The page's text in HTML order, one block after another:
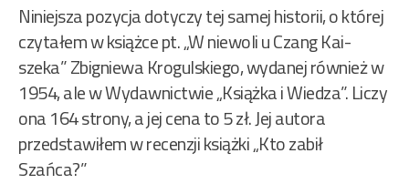
Niniejsza pozycja dotyczy tej samej historii, o której
czytałem w książce pt. „W niewoli u Czang Kai-
szeka” Zbigniewa Krogulskiego, wydanej również w
1954, ale w Wydawnictwie „Książka i Wiedza”. Liczy
ona 164 strony, a jej cena to 5 zł. Jej autora
przedstawiłem w recenzji książki „Kto zabił
Szańca?”